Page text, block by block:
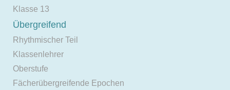
Klasse 13
Übergreifend
Rhythmischer Teil
Klassenlehrer
Oberstufe
Fächerübergreifende Epochen